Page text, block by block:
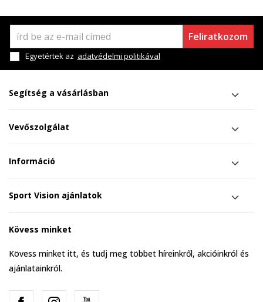
Feliratkozom
Egyetértek az adatvédelmi politikával
Segítség a vásárlásban
Vevőszolgálat
Információ
Sport Vision ajánlatok
Kövess minket
Kövess minket itt, és tudj meg többet híreinkről, akcióinkról és
ajánlatainkról.